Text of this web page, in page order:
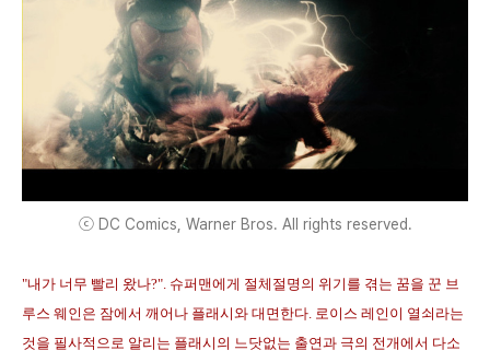
ⓒ DC Comics, Warner Bros. All rights reserved.
"내가 너무 빨리 왔나?". 슈퍼맨에게 절체 절명의 위기를 겪는 꿈을 꾼 브
루스 웨인은 잠에서 깨어나 플래시와 대면한다. 로이스 레인이 열쇠라는
것을 필사적으로 알리는 플래시의 느닷없는 출연과 극의 전개에서 다소